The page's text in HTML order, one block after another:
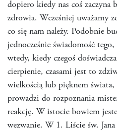
dopiero kiedy nas coś zaczyna
zdrowia. Wcześniej uważamy
co się nam należy. Podobnie
jednocześnie świadomość
wtedy, kiedy czegoś
cierpienie, czasami jest to
wielkością lub pięknem świata,
prowadzi do rozpoznania
reakcję. W istocie bowiem
wezwanie. W 1. Liście św.